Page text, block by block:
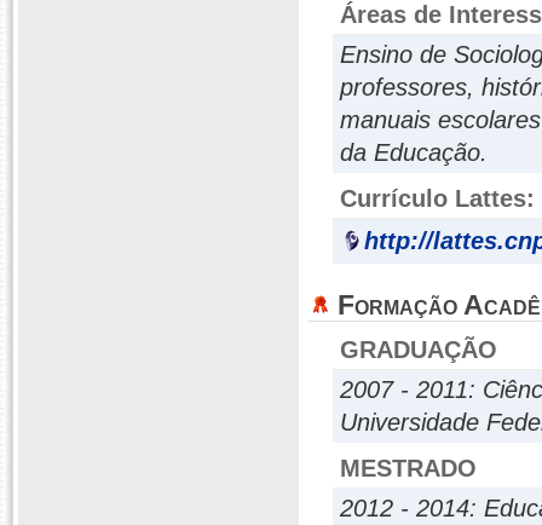
Áreas de
Ensino de
professores,
manuais
da Educação.
Currículo Lattes:
http://
Formação
GRADUAÇÃO
2007 - 2011:
Universidade
MESTRADO
2012 - 2014: